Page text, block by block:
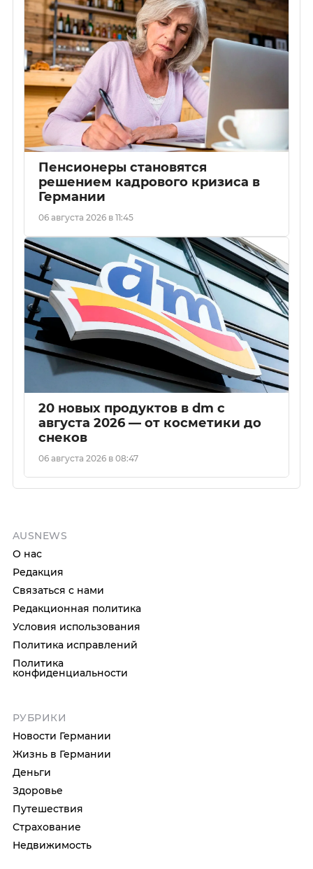
Пенсионеры становятся
решением кадрового кризиса в
Германии
06 августа 2026 в 11:45
20 новых продуктов в dm с
августа 2026 — от косметики до
снеков
06 августа 2026 в 08:47
AUSNEWS
О нас
Редакция
Связаться с нами
Редакционная политика
Условия использования
Политика исправлений
Политика
конфиденциальности
РУБРИКИ
Новости Германии
Жизнь в Германии
Деньги
Здоровье
Путешествия
Страхование
Недвижимость